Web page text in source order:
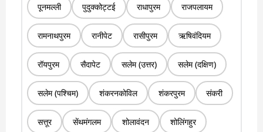
पूनमल्ली पुदुक्कोट्टई राधापुरम राजपलायम
रामनाथपुरम रानीपेट रासीपुरम ऋषिवंदियम
रॉयपुरम सैदापेट सलेम (उत्तर) सलेम (दक्षिण)
सलेम (पश्चिम) शंकरनकोविल शंकरपुरम संकरी
सत्तूर सेंथमंगलम शोलावंदन शोलिंगहुर